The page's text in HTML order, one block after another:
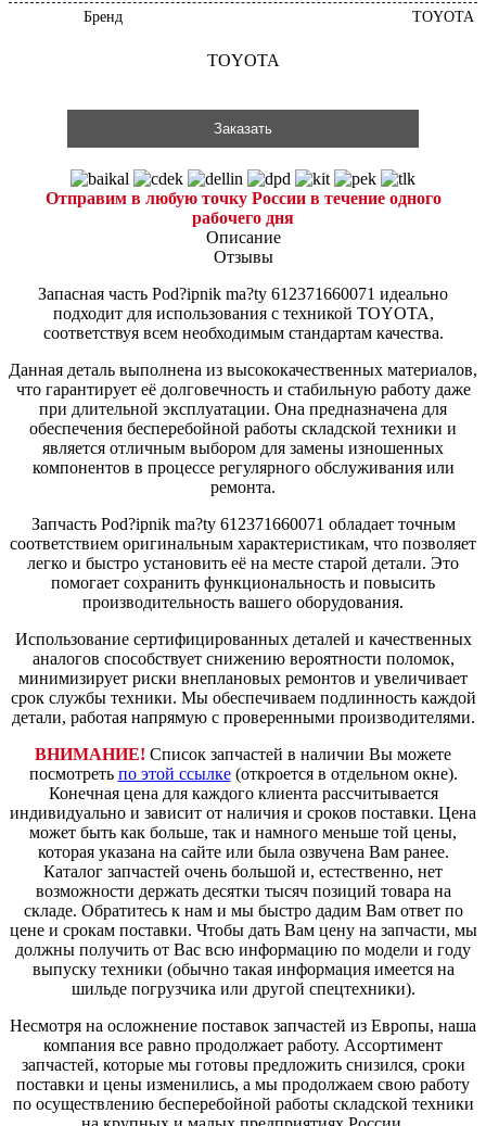
Бренд
TOYOTA
TOYOTA
Заказать
Отправим в любую точку России в течение одного
рабочего дня
Описание
Отзывы
Запасная часть Pod?ipnik ma?ty 612371660071 идеально
подходит для использования с техникой TOYOTA,
соответствуя всем необходимым стандартам качества.
Данная деталь выполнена из высококачественных материалов,
что гарантирует её долговечность и стабильную работу даже
при длительной эксплуатации. Она предназначена для
обеспечения бесперебойной работы складской техники и
является отличным выбором для замены изношенных
компонентов в процессе регулярного обслуживания или
ремонта.
Запчасть Pod?ipnik ma?ty 612371660071 обладает точным
соответствием оригинальным характеристикам, что позволяет
легко и быстро установить её на месте старой детали. Это
помогает сохранить функциональность и повысить
производительность вашего оборудования.
Использование сертифицированных деталей и качественных
аналогов способствует снижению вероятности поломок,
минимизирует риски внеплановых ремонтов и увеличивает
срок службы техники. Мы обеспечиваем подлинность каждой
детали, работая напрямую с проверенными производителями.
ВНИМАНИЕ! Список запчастей в наличии Вы можете
посмотреть по этой ссылке(откроется в отдельном окне).
Конечная цена для каждого клиента рассчитывается
индивидуально и зависит от наличия и сроков поставки. Цена
может быть как больше, так и намного меньше той цены,
которая указана на сайте или была озвучена Вам ранее.
Каталог запчастей очень большой и, естественно, нет
возможности держать десятки тысяч позиций товара на
складе. Обратитесь к нам и мы быстро дадим Вам ответ по
цене и срокам поставки. Чтобы дать Вам цену на запчасти, мы
должны получить от Вас всю информацию по модели и году
выпуску техники (обычно такая информация имеется на
шильде погрузчика или другой спецтехники).
Несмотря на осложнение поставок запчастей из Европы, наша
компания все равно продолжает работу. Ассортимент
запчастей, которые мы готовы предложить снизился, сроки
поставки и цены изменились, а мы продолжаем свою работу
по осуществлению бесперебойной работы складской техники